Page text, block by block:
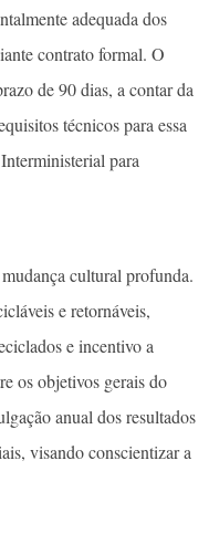
adequada dos
contrato formal. O
de 90 dias, a contar da
técnicos para essa
para
cultural profunda.
e retornáveis,
e incentivo a
os objetivos gerais do
anual dos resultados
visando conscientizar a